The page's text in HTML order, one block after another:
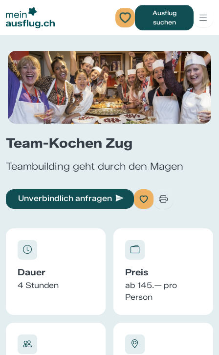
Ausflug
suchen
Team-Kochen Zug
Teambuilding geht durch den Magen
Unverbindlich anfragen
Dauer
4 Stunden
Preis
ab 145.— pro
Person